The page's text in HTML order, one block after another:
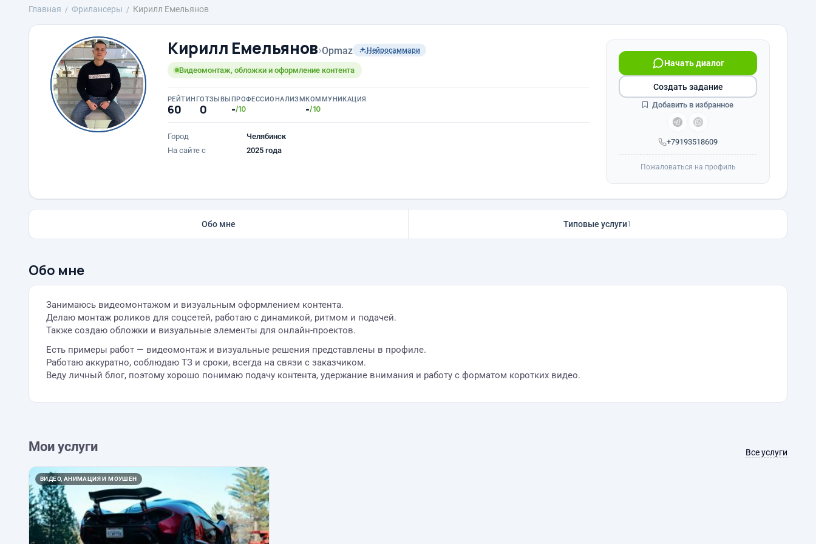
Главная Фрилансеры Кирилл Емельянов
Кирилл Емельянов›Opmaz Нейросаммари
Видеомонтаж, обложки и оформление контента
РЕЙТИНГ
60
ОТЗЫВЫ
0
ПРОФЕССИОНАЛИЗМ
-/10
КОММУНИКАЦИЯ
-/10
Город
Челябинск
На сайте с
2025 года
+79193518609
Начать диалог
Создать задание
Добавить в избранное
Пожаловаться на профиль
Обо мне Типовые услуги1
Обо мне
Занимаюсь видеомонтажом и визуальным оформлением контента.
Делаю монтаж роликов для соцсетей, работаю с динамикой, ритмом и подачей.
Также создаю обложки и визуальные элементы для онлайн-проектов.
Есть примеры работ — видеомонтаж и визуальные решения представлены в профиле.
Работаю аккуратно, соблюдаю ТЗ и сроки, всегда на связи с заказчиком.
Веду личный блог, поэтому хорошо понимаю подачу контента, удержание внимания и работу с форматом коротких видео.
Все услуги
Мои услуги
ВИДЕО, АНИМАЦИЯ И МОУШЕН